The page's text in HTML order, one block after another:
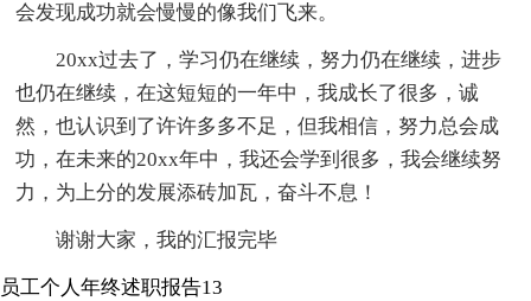
会发现成功就会慢慢的像我们飞来。
20xx过去了，学习仍在继续，努力仍在继续，进步
也仍在继续，在这短短的一年中，我成长了很多，诚
然，也认识到了许许多多不足，但我相信，努力总会成
功，在未来的20xx年中，我还会学到很多，我会继续努
力，为上分的发展添砖加瓦，奋斗不息！
谢谢大家，我的汇报完毕
员工个人年终述职报告13